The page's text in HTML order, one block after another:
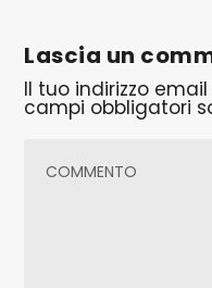
Lascia un
Il tuo indirizzo
campi obbligatori